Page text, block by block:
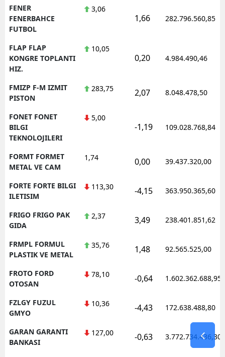
FENER
FENERBAHCE
FUTBOL
3,06
1,66 282.796.560,85
FLAP FLAP
KONGRE TOPLANTI
HIZ.
10,05
0,20 4.984.490,46
FMIZP F-M IZMIT
PISTON
283,75 2,07 8.048.478,50
FONET FONET
BILGI
TEKNOLOJILERI
5,00
-1,19 109.028.768,84
FORMT FORMET
METAL VE CAM
1,74 0,00 39.437.320,00
FORTE FORTE BILGI
ILETISIM
113,30 -4,15 363.950.365,60
FRIGO FRIGO PAK
GIDA
2,37 3,49 238.401.851,62
FRMPL FORMUL
PLASTIK VE METAL
35,76 1,48 92.565.525,00
FROTO FORD
OTOSAN
78,10 -0,64 1.602.362.688,95
FZLGY FUZUL
GMYO
10,36 -4,43 172.638.488,80
GARAN GARANTI
BANKASI
127,00 -0,63 3.772.734.436,30